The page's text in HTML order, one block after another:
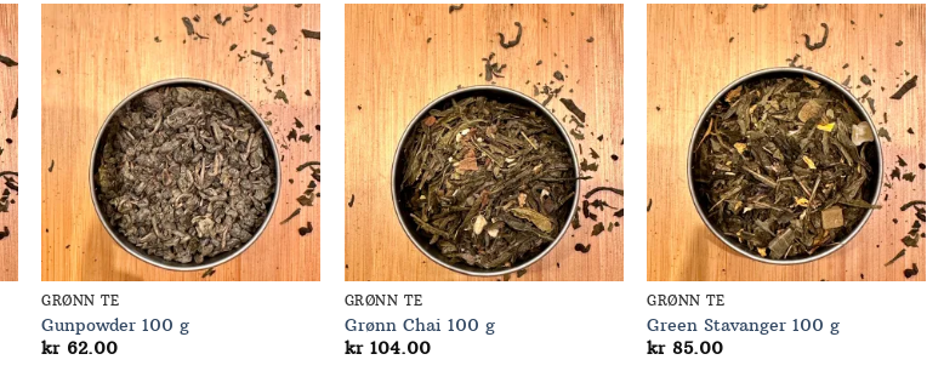
Add to
Wishlist
GRØNN TE
Gunpowder 100 g
kr62.00
Add to
Wishlist
GRØNN TE
Grønn Chai 100 g
kr104.00
Add to
Wishlist
GRØNN TE
Green Stavanger 100 g
kr85.00